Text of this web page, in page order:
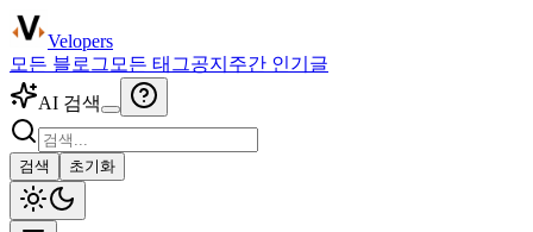
Velopers
모든 블로그 모든 태그공지 주간 인기글
AI 검색
검색 초기화